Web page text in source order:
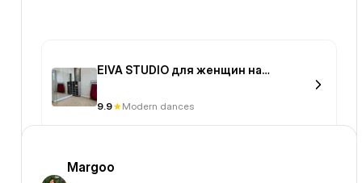
EIVA STUDIO для женщин на
9.9 Modern dances
Margoo